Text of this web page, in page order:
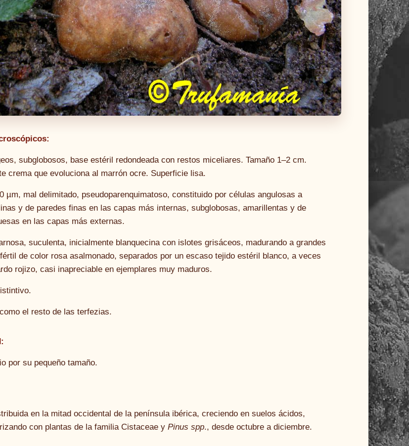
subglobosos, base estéril redondeada con restos miceliares. Tamaño 1–2 cm.
crema que evoluciona al marrón ocre. Superficie lisa.
µm, mal delimitado, pseudoparenquimatoso, constituido por células angulosas a
y de paredes finas en las capas más internas, subglobosas, amarillentas y de
en las capas más externas.
suculenta, inicialmente blanquecina con islotes grisáceos, madurando a grandes
de color rosa asalmonado, separados por un escaso tejido estéril blanco, a veces
rojizo, casi inapreciable en ejemplares muy maduros.
el resto de las terfezias.
por su pequeño tamaño.
en la mitad occidental de la península ibérica, creciendo en suelos ácidos,
con plantas de la familia Cistaceae y Pinus spp., desde octubre a diciembre.